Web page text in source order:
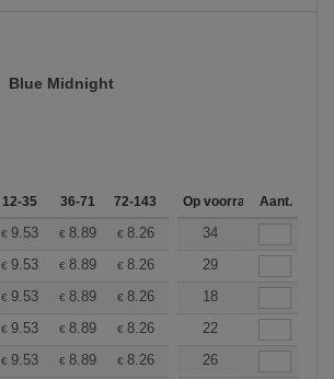
Blue Midnight
12-35 36-71 72-143 144-287 288 + Meer
Op voorraadAant.
€ 9.53 € 8.89 € 8.26 7.62
34
€ 9.53 € 8.89 € 8.26 7.62
29
€ 9.53 € 8.89 € 8.26 7.62
18
€ 9.53 € 8.89 € 8.26 7.62
22
€ 9.53 € 8.89 € 8.26 7.62
26